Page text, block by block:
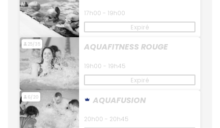
17h00 - 19h00
Expiré
25/35 AQUAFITNESS ROUGE
19h00 - 19h45
Expiré
6/20 AQUAFUSION
20h00 - 20h45